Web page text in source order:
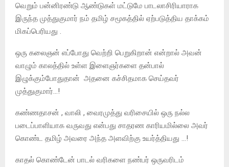
வெறும் பன்னிரண்டு ஆண்டுகள் மட்டுமே பாடலாசிரியாராக
இருந்த முத்துகுமார் நம் தமிழ் சமூகத்தில் ஏற்படுத்திய தாக்கம்
மிகப்பெரியது .
ஒரு கலைஞன் எப்போது வெற்றி பெறுகிறான் என்றால் அவன்
வாழும் காலத்தில் உள்ள இளைஞர்களை தன்பால்
இழுக்கும்போதுதான் அதனை கச்சிதமாக செய்தவர்
முத்துகுமார்…!
கண்ணதாசன் , வாலி , வைரமுத்து வரிசையில் ஒரு நல்ல
படைப்பாளியாக வருவது என்பது சாதரண காரியமில்லை அவர்
கொண்ட தமிழ் அவரை அந்த அளவிற்கு உயர்த்தியது …!
காதல் கொண்டேன் பாடல் வரிகளை நண்பர் ஒருவரிடம்